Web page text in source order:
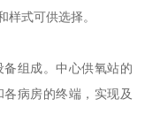
式可供选择。
组成。中心供氧站的
病房的终端，实现及